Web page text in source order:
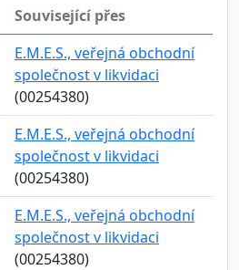
Související přes
E.M.E.S., veřejná obchodní
společnost v likvidaci
(00254380)
E.M.E.S., veřejná obchodní
společnost v likvidaci
(00254380)
E.M.E.S., veřejná obchodní
společnost v likvidaci
(00254380)